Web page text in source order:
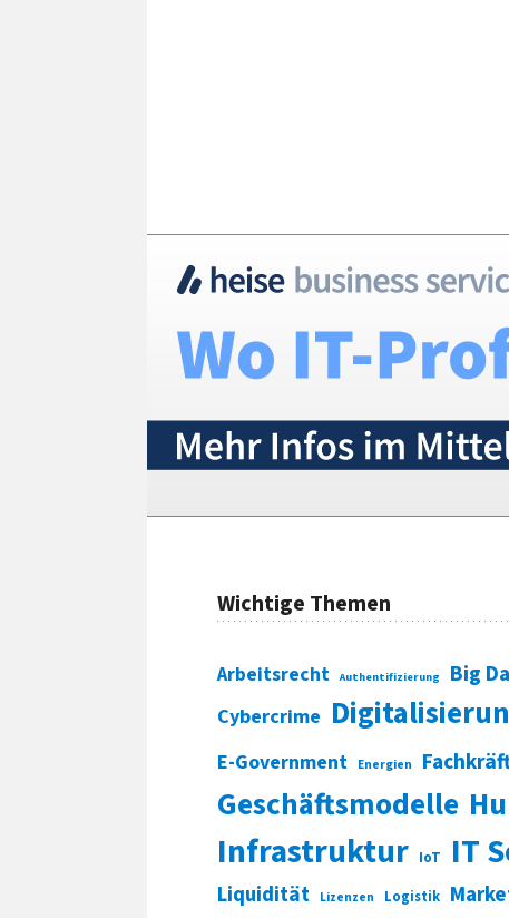
Wichtige Themen
Arbeitsrecht Authentifizierung Big
Cybercrime
E-Government Energien
Geschäftsmodelle
Infrastruktur IoT IT
Liquidität Lizenzen Logistik